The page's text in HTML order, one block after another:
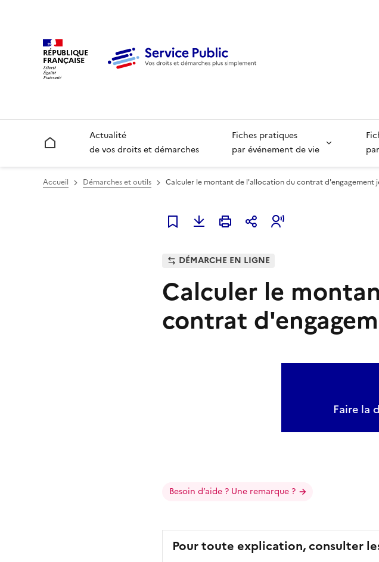
RÉPUBLIQUE
FRANÇAISE
Accueil
Actualité
de vos droits et démarches
Fiches pratiques
par événement de vie
Accueil Démarches et outils Calculer le montant de l'allocation du contrat d'engagement
Ajouter à mes favoris
DÉMARCHE EN LIGNE
Calculer le
contrat
Faire la
Besoin d’aide ? Une remarque ?
Pour toute explication, consulter